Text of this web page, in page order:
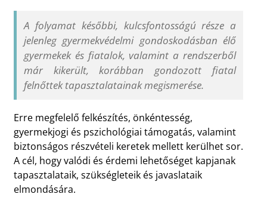
A folyamat későbbi, kulcsfontosságú része a
jelenleg gyermekvédelmi gondoskodásban élő
gyermekek és fiatalok, valamint a rendszerből
már kikerült, korábban gondozott fiatal
felnőttek tapasztalatainak megismerése.
Erre megfelelő felkészítés, önkéntesség,
gyermekjogi és pszichológiai támogatás, valamint
biztonságos részvételi keretek mellett kerülhet sor.
A cél, hogy valódi és érdemi lehetőséget kapjanak
tapasztalataik, szükségleteik és javaslataik
elmondására.